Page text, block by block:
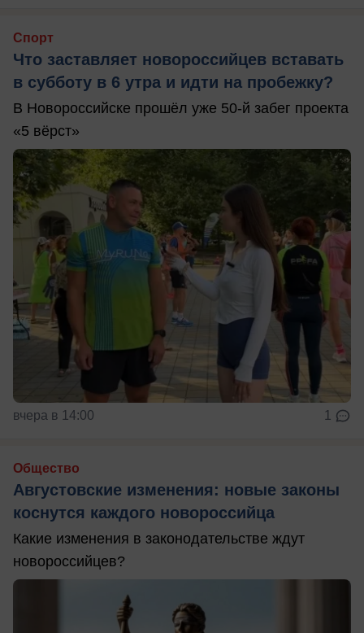
Спорт
Что заставляет новороссийцев вставать
в субботу в 6 утра и идти на пробежку?
В Новороссийске прошёл уже 50-й забег проекта
«5 вёрст»
вчера в 14:00 1
Общество
Августовские изменения: новые законы
коснутся каждого новороссийца
Какие изменения в законодательстве ждут
новороссийцев?